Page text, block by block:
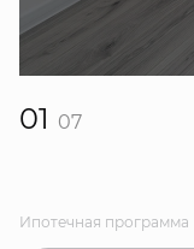
01 07
Ипотечная программа